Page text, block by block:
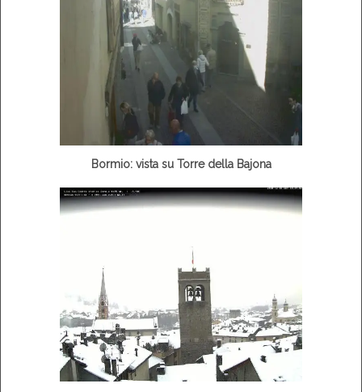
Bormio: vista su Torre della Bajona